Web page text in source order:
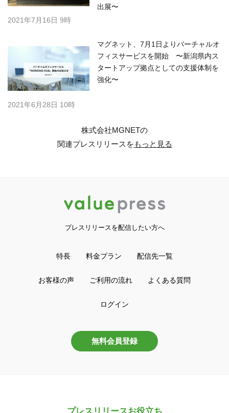
出展〜
2021年7月16日 9時
マグネット、7月1日よりバーチャルオ
フィスサービスを開始 〜新潟県内ス
タートアップ拠点としての支援体制を
強化〜
2021年6月28日 10時
株式会社MGNETの
関連プレスリリースをもっと見る
プレスリリースを配信したい方へ
特長 料金プラン 配信先一覧
お客様の声 ご利用の流れ よくある質問
ログイン
無料会員登録
プレスリリースお役立ち